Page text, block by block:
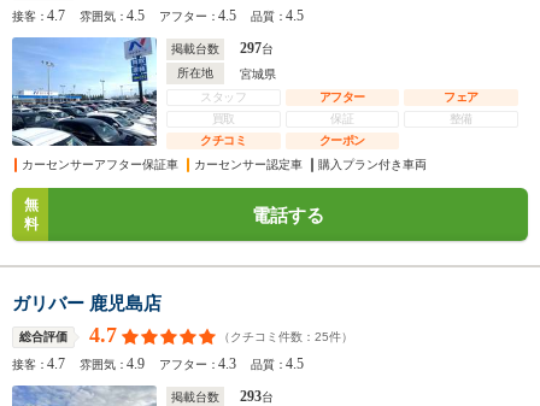
接客：4.7 雰囲気：4.5 アフター：4.5 品質：4.5
掲載台数 297台
所在地
宮城県
スタッフ
アフター
フェア
買取
保証
整備
クチコミ
クーポン
カーセンサーアフター保証車
カーセンサー認定車 購入プラン付き車両
無
料
電話する
ガリバー 鹿児島店
総合評価 4.7 （クチコミ件数： 25件）
接客：4.7 雰囲気：4.9 アフター：4.3 品質：4.5
掲載台数 293台